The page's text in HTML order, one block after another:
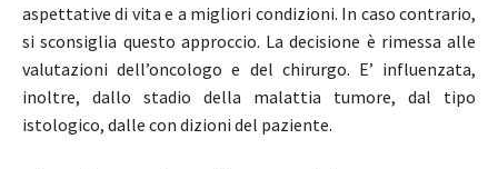
aspettative di vita e a migliori condizioni. In caso contrario,
si sconsiglia questo approccio. La decisione è rimessa alle
valutazioni dell’oncologo e del chirurgo. E’ influenzata,
inoltre, dallo stadio della malattia tumore, dal tipo
istologico, dalle con dizioni del paziente.